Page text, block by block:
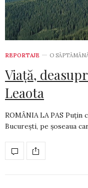
REPORTAJE O
Viață,
Leaota
ROMÂNIA LA PAS Puțin
București, pe șoseaua